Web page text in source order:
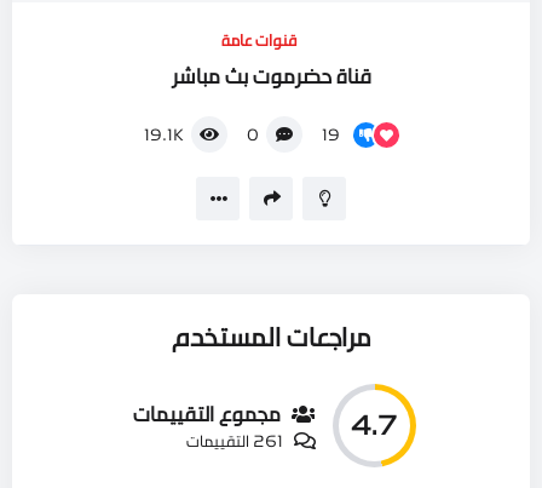
قنوات عامة
قناة حضرموت بث مباشر
19
0
19.1K
مراجعات المستخدم
4.7 مجموع التقييمات
261 التقييمات